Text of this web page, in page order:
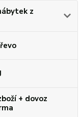
z
+ dovoz